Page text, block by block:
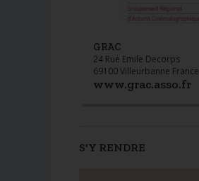
GRAC
24 Rue Emile Decorps
69100 Villeurbanne France
www.grac.asso.fr
S'Y RENDRE